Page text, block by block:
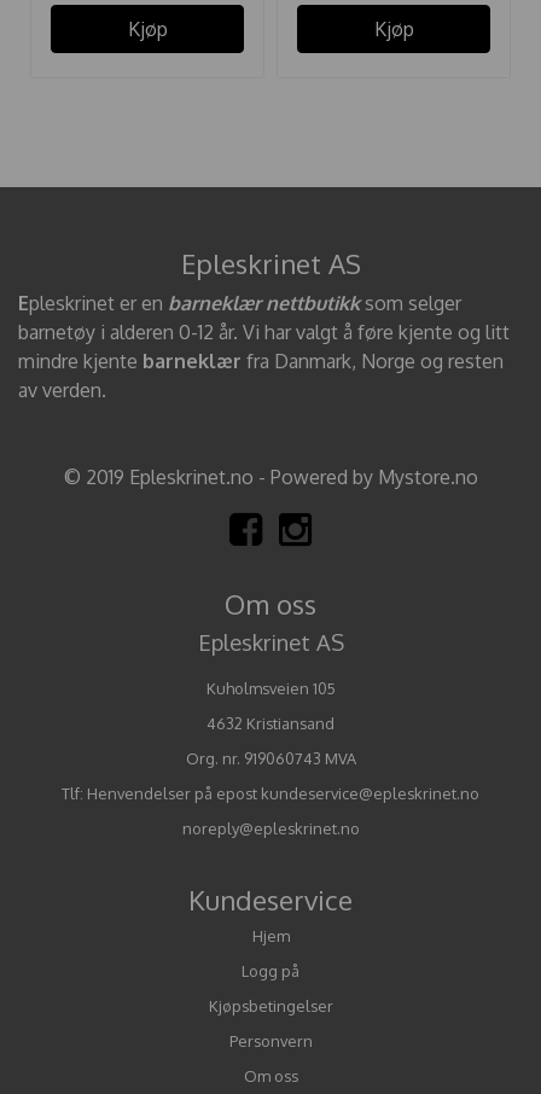
Kjøp Kjøp
Epleskrinet AS
Epleskrinet er en barneklær nettbutikksom selger
barnetøy i alderen 0-12 år. Vi har valgt å føre kjente og litt
mindre kjente barneklær fra Danmark, Norge og resten
av verden.
© 2019 Epleskrinet.no - Powered by Mystore.no
Om oss
Epleskrinet AS
Kuholmsveien 105
4632 Kristiansand
Org. nr. 919060743 MVA
Tlf: Henvendelser på epost kundeservice@epleskrinet.no
noreply@epleskrinet.no
Kundeservice
Hjem
Logg på
Kjøpsbetingelser
Personvern
Om oss